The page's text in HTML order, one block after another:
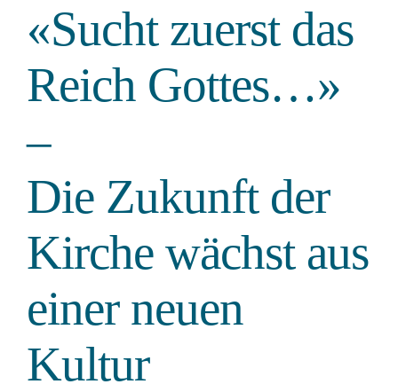
«Sucht zuerst das
Reich Gottes…»
–
Die Zukunft der
Kirche wächst aus
einer neuen
Kultur